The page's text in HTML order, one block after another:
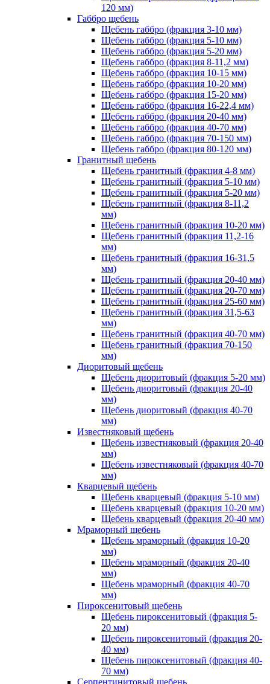
120 мм)
Габбро щебень
Щебень габбро (фракция 3-10 мм)
Щебень габбро (фракция 5-10 мм)
Щебень габбро (фракция 5-20 мм)
Щебень габбро (фракция 8-11,2 мм)
Щебень габбро (фракция 10-15 мм)
Щебень габбро (фракция 10-20 мм)
Щебень габбро (фракция 15-20 мм)
Щебень габбро (фракция 16-22,4 мм)
Щебень габбро (фракция 20-40 мм)
Щебень габбро (фракция 40-70 мм)
Щебень габбро (фракция 70-150 мм)
Щебень габбро (фракция 80-120 мм)
Гранитный щебень
Щебень гранитный (фракция 4-8 мм)
Щебень гранитный (фракция 5-10 мм)
Щебень гранитный (фракция 5-20 мм)
Щебень гранитный (фракция 8-11,2
мм)
Щебень гранитный (фракция 10-20 мм)
Щебень гранитный (фракция 11,2-16
мм)
Щебень гранитный (фракция 16-31,5
мм)
Щебень гранитный (фракция 20-40 мм)
Щебень гранитный (фракция 20-70 мм)
Щебень гранитный (фракция 25-60 мм)
Щебень гранитный (фракция 31,5-63
мм)
Щебень гранитный (фракция 40-70 мм)
Щебень гранитный (фракция 70-150
мм)
Диоритовый щебень
Щебень диоритовый (фракция 5-20 мм)
Щебень диоритовый (фракция 20-40
мм)
Щебень диоритовый (фракция 40-70
мм)
Известняковый щебень
Щебень известняковый (фракция 20-40
мм)
Щебень известняковый (фракция 40-70
мм)
Кварцевый щебень
Щебень кварцевый (фракция 5-10 мм)
Щебень кварцевый (фракция 10-20 мм)
Щебень кварцевый (фракция 20-40 мм)
Мраморный щебень
Щебень мраморный (фракция 10-20
мм)
Щебень мраморный (фракция 20-40
мм)
Щебень мраморный (фракция 40-70
мм)
Пироксенитовый щебень
Щебень пироксенитовый (фракция 5-
20 мм)
Щебень пироксенитовый (фракция 20-
40 мм)
Щебень пироксенитовый (фракция 40-
70 мм)
Серпентинитовый щебень